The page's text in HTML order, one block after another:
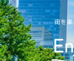
街を